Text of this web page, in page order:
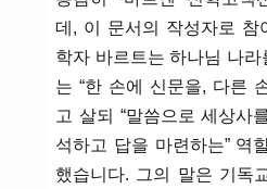
데, 이 문서의 작성자로 참
학자 바르트는 하나님 나라
는 “한 손에 신문을, 다른
고 살되 “말씀으로 세상사
석하고 답을 마련하는” 역
했습니다. 그의 말은 기독